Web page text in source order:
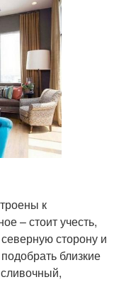
к
– стоит учесть,
сторону и
близкие